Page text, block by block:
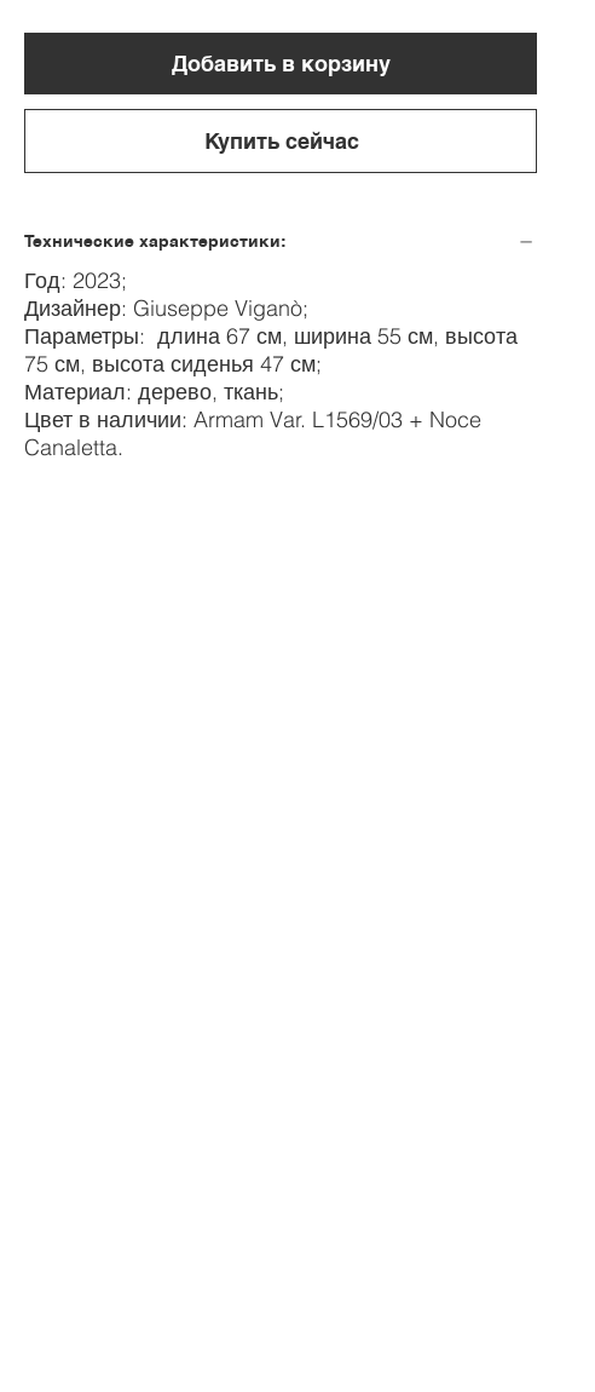
Добавить в корзину
Купить сейчас
Технические характеристики:
Год: 2023;
Дизайнер: Giuseppe Viganò;
Параметры: длина 67 см, ширина 55 см, высота
75 см, высота сиденья 47 см;
Материал: дерево, ткань;
Цвет в наличии: Armam Var. L1569/03 + Noce
Canaletta.